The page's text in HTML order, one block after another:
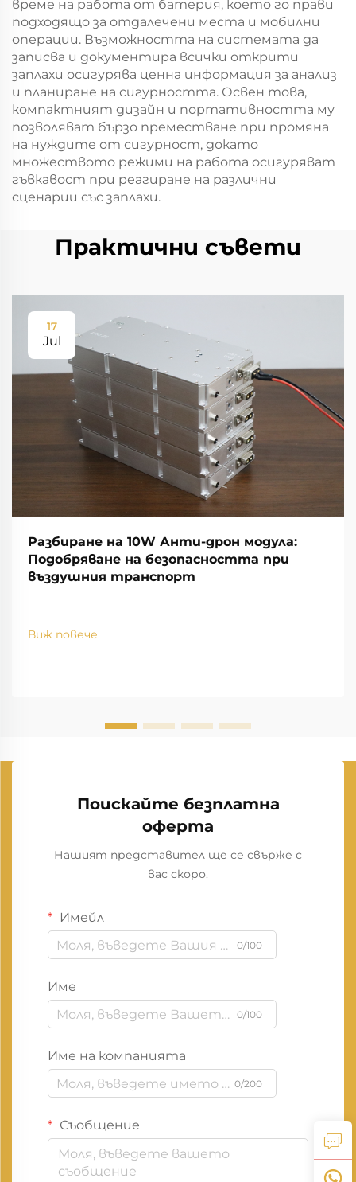
време на работа от батерия, което го прави
подходящо за отдалечени места и мобилни
операции. Възможността на системата да
записва и документира всички открити
заплахи осигурява ценна информация за анализ
и планиране на сигурността. Освен това,
компактният дизайн и портативността му
позволяват бързо преместване при промяна
на нуждите от сигурност, докато
множеството режими на работа осигуряват
гъвкавост при реагиране на различни
сценарии със заплахи.
Практични съвети
17
Jul
Разбиране на 10W Анти-дрон модула:
Подобряване на безопасността при
въздушния транспорт
Виж повече
Поискайте безплатна
оферта
Нашият представител ще се свърже с
вас скоро.
Имейл
0/100
Име
0/100
Име на компанията
0/200
Съобщение